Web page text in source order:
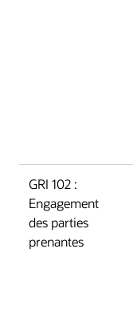
GRI 102 :
Engagement
des parties
prenantes